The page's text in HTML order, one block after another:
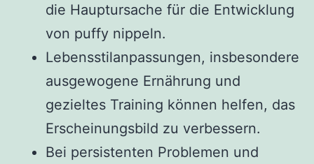
die Hauptursache für die Entwicklung
von puffy nippeln.
Lebensstilanpassungen, insbesondere
ausgewogene Ernährung und
gezieltes Training können helfen, das
Erscheinungsbild zu verbessern.
Bei persistenten Problemen und